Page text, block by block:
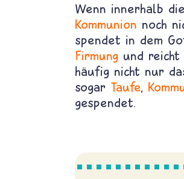
Wenn innerhalb
Kommunion noch
spendet in dem
Firmung und reicht
häufig nicht nur
sogar Taufe,
gespendet.